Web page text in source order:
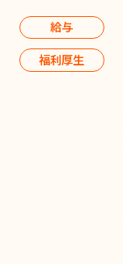
給与
福利厚生